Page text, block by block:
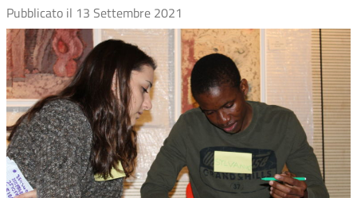
Pubblicato il 13 Settembre 2021